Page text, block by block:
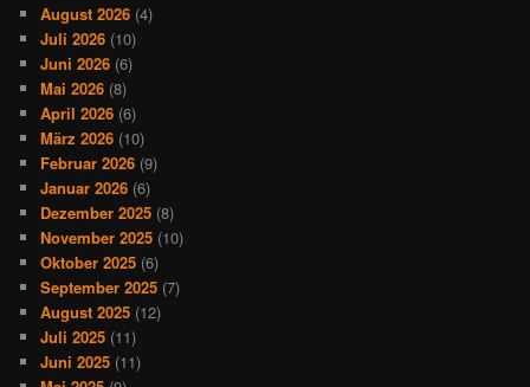
August 2026 (4)
Juli 2026 (10)
Juni 2026 (6)
Mai 2026 (8)
April 2026 (6)
März 2026 (10)
Februar 2026 (9)
Januar 2026 (6)
Dezember 2025 (8)
November 2025 (10)
Oktober 2025 (6)
September 2025 (7)
August 2025 (12)
Juli 2025 (11)
Juni 2025 (11)